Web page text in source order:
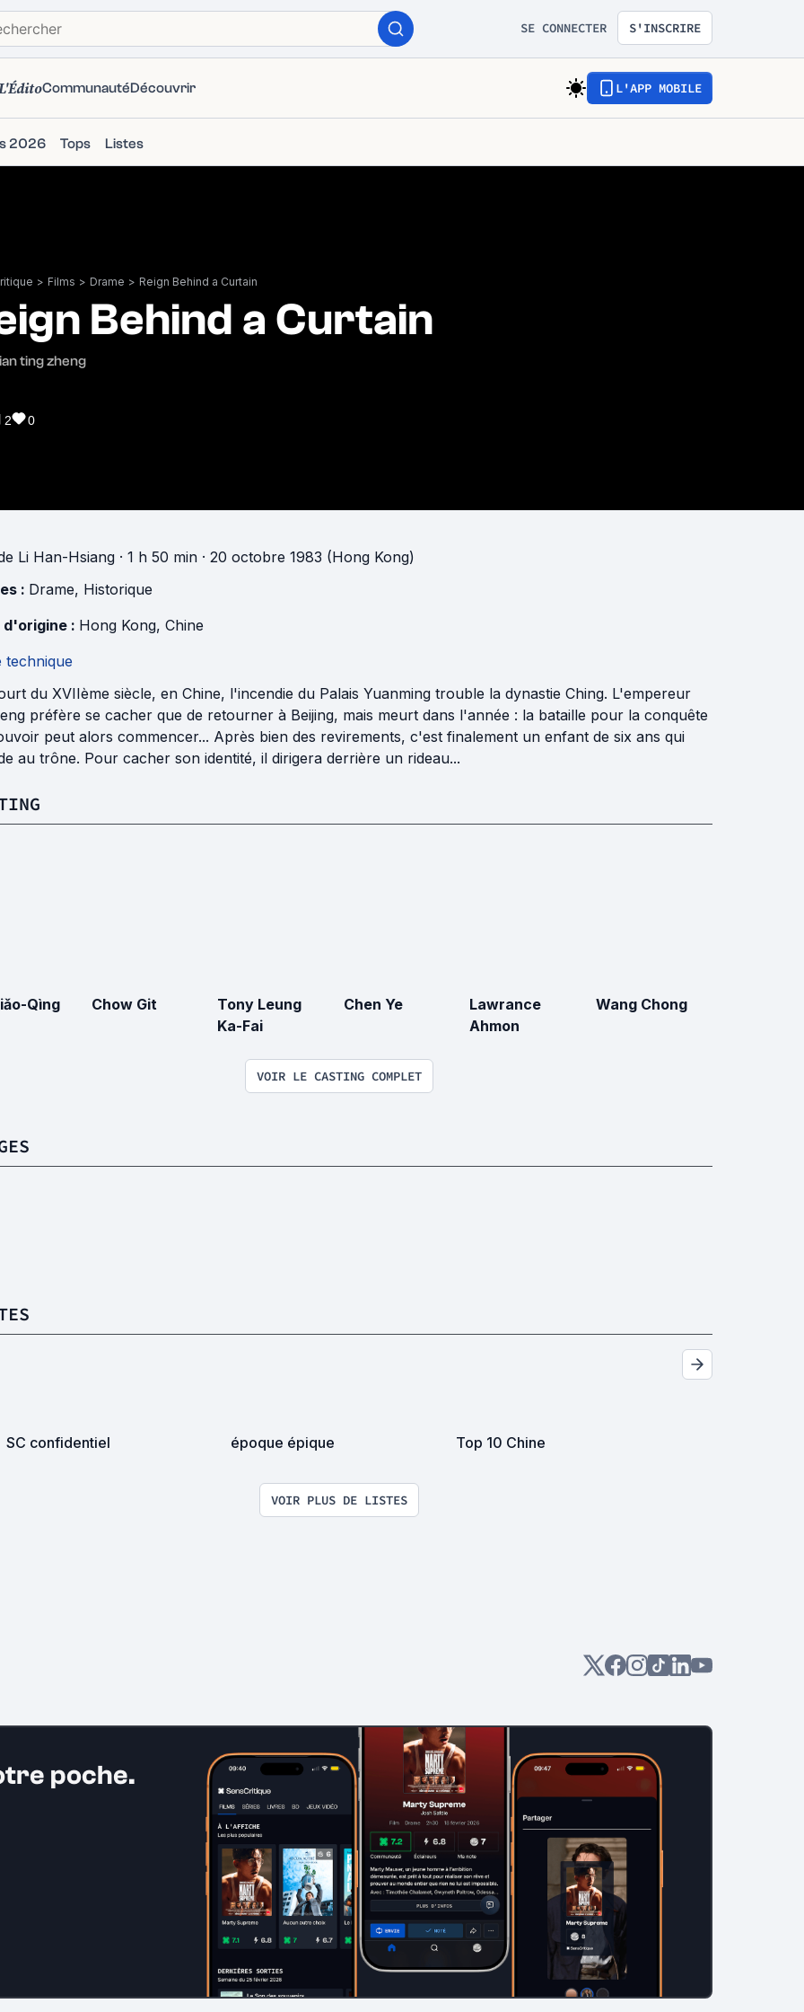
SE CONNECTER S'INSCRIRE
CommunautéDécouvrir L'APP MOBILE
2026 Tops Listes
> Films > Drame > Reign Behind a Curtain
Behind a Curtain
ting zheng
2 0
Li Han-Hsiang · 1 h 50 min · 20 octobre 1983 (Hong Kong)
: Drame, Historique
d'origine : Hong Kong, Chine
technique
du XVIIème siècle, en Chine, l'incendie du Palais Yuanming trouble la dynastie Ching. L'empereur
préfère se cacher que de retourner à Beijing, mais meurt dans l'année : la bataille pour la conquête
peut alors commencer... Après bien des revirements, c'est finalement un enfant de six ans qui
au trône. Pour cacher son identité, il dirigera derrière un rideau...
Qìng Chow Git
Tony Leung
Ka-Fai
Chen Ye
Lawrance
Ahmon
Wang Chong
VOIR LE CASTING COMPLET
SC confidentiel époque épique Top 10 Chine
VOIR PLUS DE LISTES
poche.